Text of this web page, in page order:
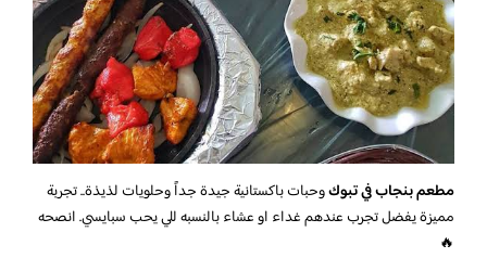
مطعم بنجاب في تبوكوحبات باكستانية جيدة جداً وحلويات لذيذة.. تجربة
مميزة يفضل تجرب عندهم غداء او عشاء بالنسبه للي يحب سبايسي. انصحه
🔥